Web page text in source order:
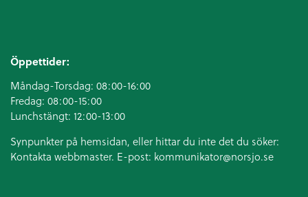
Öppettider:
Måndag-Torsdag: 08:00-16:00
Fredag: 08:00-15:00
Lunchstängt: 12:00-13:00
Synpunkter på hemsidan, eller hittar du inte det du söker:
Kontakta webbmaster. E-post: kommunikator@norsjo.se